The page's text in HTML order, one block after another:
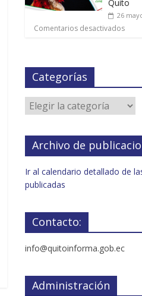
Quito
26
Comentarios desactivados
Categorías
Archivo de
Ir al calendario detallado de
publicadas
Contacto:
info@quitoinforma.gob.ec
Administración